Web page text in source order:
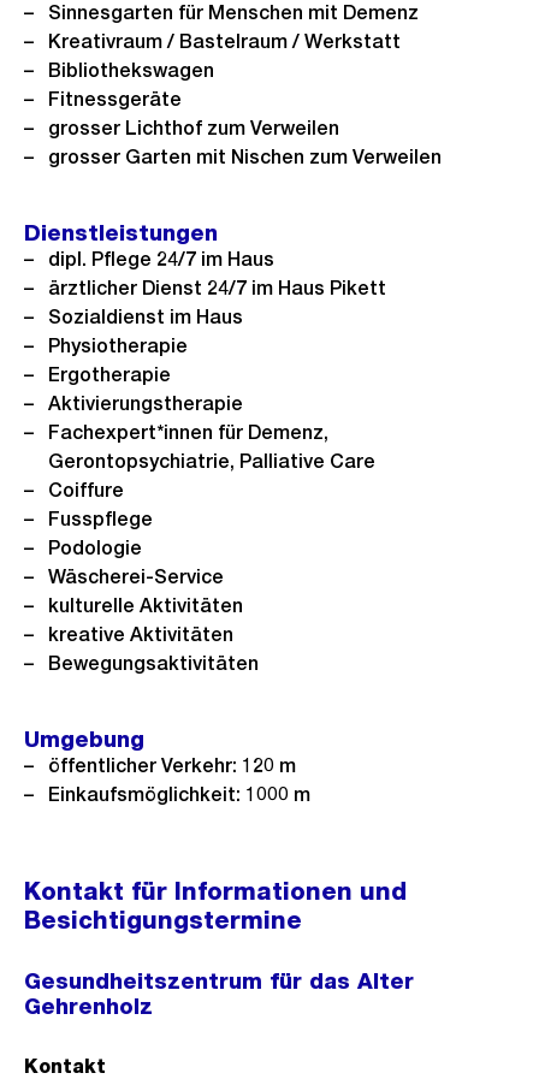
Sinnesgarten für Menschen mit Demenz
Kreativraum / Bastelraum / Werkstatt
Bibliothekswagen
Fitnessgeräte
grosser Lichthof zum Verweilen
grosser Garten mit Nischen zum Verweilen
Dienstleistungen
dipl. Pflege 24/7 im Haus
ärztlicher Dienst 24/7 im Haus Pikett
Sozialdienst im Haus
Physiotherapie
Ergotherapie
Aktivierungstherapie
Fachexpert*innen für Demenz,
Gerontopsychiatrie, Palliative Care
Coiffure
Fusspflege
Podologie
Wäscherei-Service
kulturelle Aktivitäten
kreative Aktivitäten
Bewegungsaktivitäten
Umgebung
öffentlicher Verkehr: 120 m
Einkaufsmöglichkeit: 1000 m
Kontakt für Informationen und
Besichtigungstermine
Gesundheitszentrum für das Alter
Gehrenholz
Kontakt